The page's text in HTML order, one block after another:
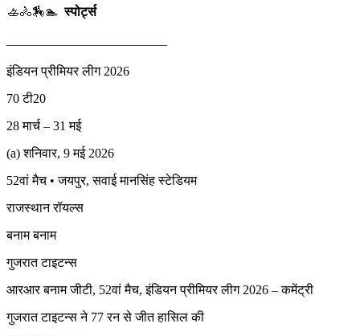
🚣🚴🏇🏊स्पोर्ट्स
————————————–
इंडियन प्रीमियर लीग 2026
70 टी20
28 मार्च – 31 मई
(a) शनिवार, 9 मई 2026
52वां मैच • जयपुर, सवाई मानसिंह स्टेडियम
राजस्थान रॉयल्स
बनाम बनाम
गुजरात टाइटन्स
आरआर बनाम जीटी, 52वां मैच, इंडियन प्रीमियर लीग 2026 – कमेंट्री
गुजरात टाइटन्स ने 77 रन से जीत हासिल की